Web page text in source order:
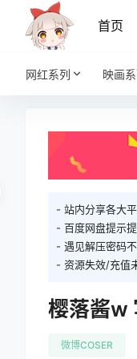
首页
网红系列 映画
- 站内分享各大
- 百度网盘提示
- 遇见解压密码
- 资源失效/充值
樱落酱w
微博COSER